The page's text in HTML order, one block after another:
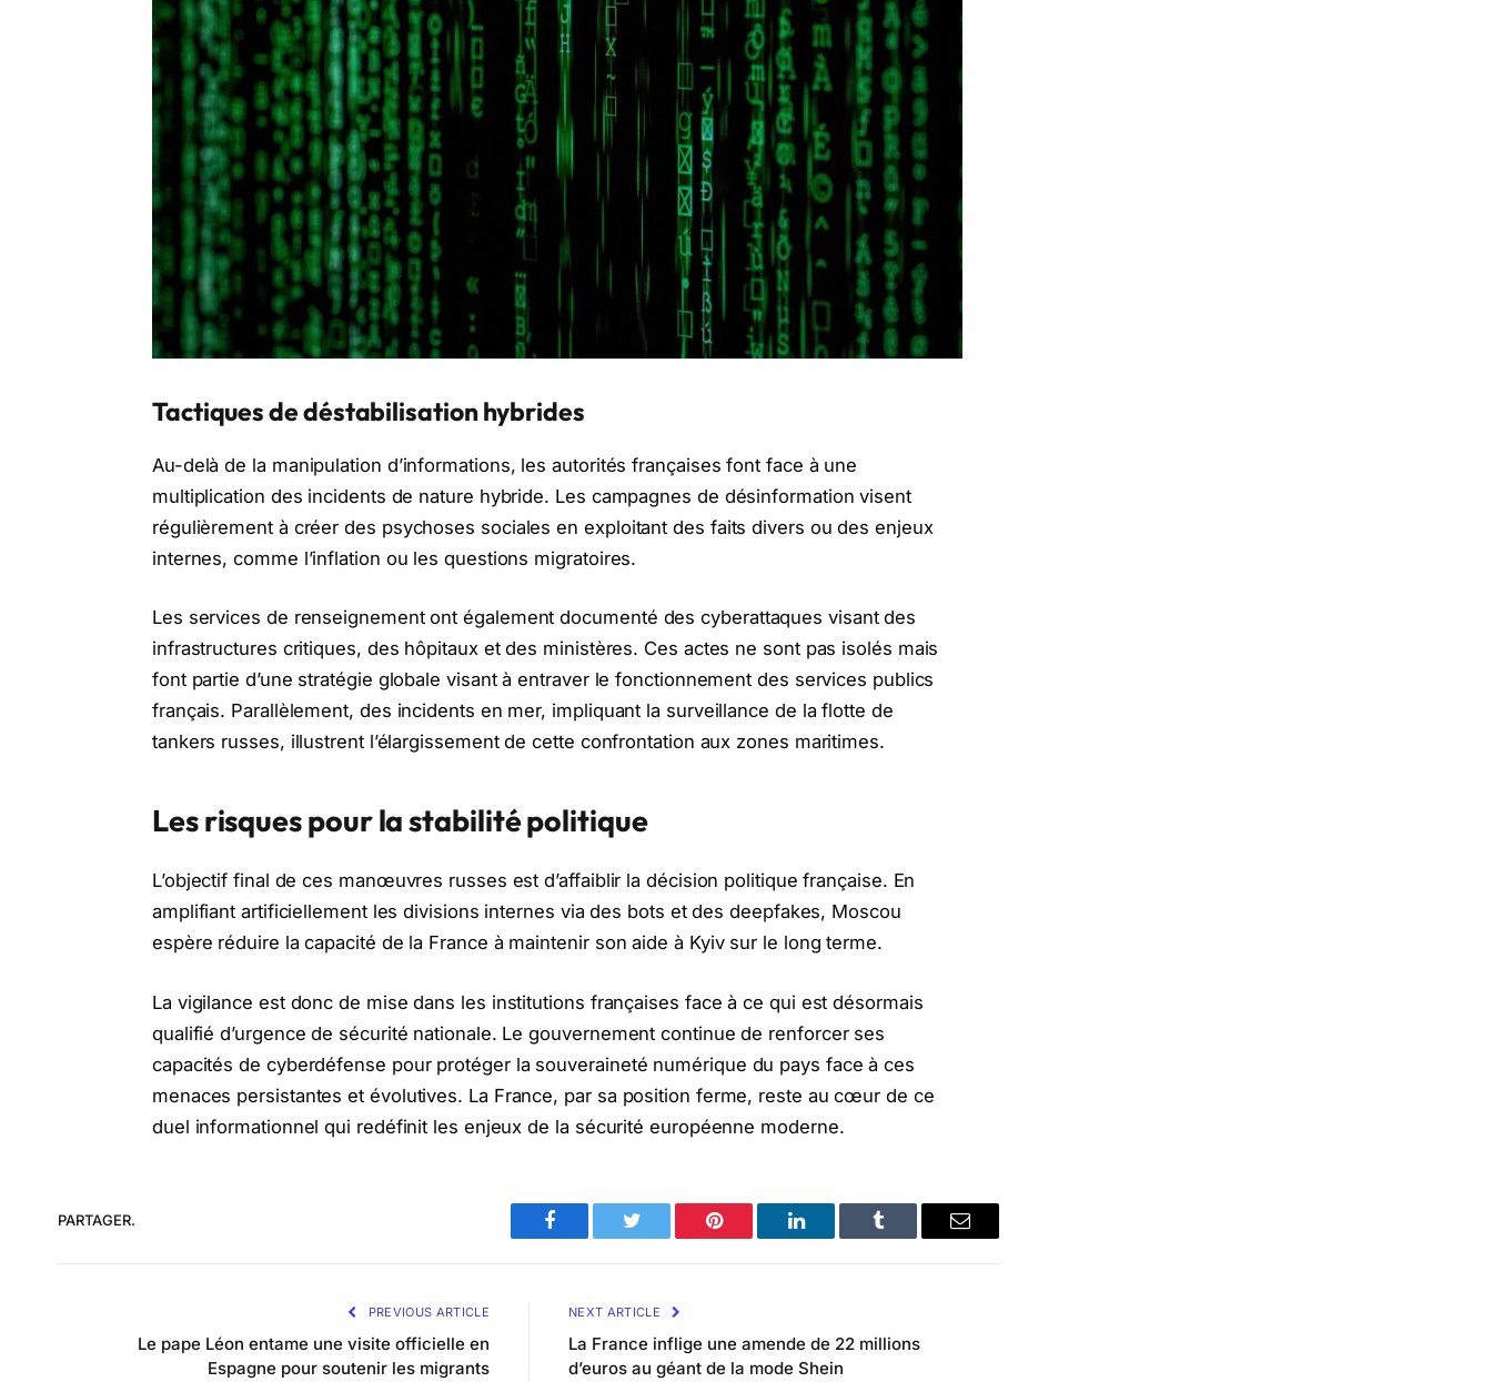
Tactiques de déstabilisation hybrides
Au-delà de la manipulation d’informations, les autorités françaises font face à une
multiplication des incidents de nature hybride. Les campagnes de désinformation visent
régulièrement à créer des psychoses sociales en exploitant des faits divers ou des enjeux
internes, comme l’inflation ou les questions migratoires.
Les services de renseignement ont également documenté des cyberattaques visant des
infrastructures critiques, des hôpitaux et des ministères. Ces actes ne sont pas isolés mais
font partie d’une stratégie globale visant à entraver le fonctionnement des services publics
français. Parallèlement, des incidents en mer, impliquant la surveillance de la flotte de
tankers russes, illustrent l’élargissement de cette confrontation aux zones maritimes.
Les risques pour la stabilité politique
L’objectif final de ces manœuvres russes est d’affaiblir la décision politique française. En
amplifiant artificiellement les divisions internes via des bots et des deepfakes, Moscou
espère réduire la capacité de la France à maintenir son aide à Kyiv sur le long terme.
La vigilance est donc de mise dans les institutions françaises face à ce qui est désormais
qualifié d’urgence de sécurité nationale. Le gouvernement continue de renforcer ses
capacités de cyberdéfense pour protéger la souveraineté numérique du pays face à ces
menaces persistantes et évolutives. La France, par sa position ferme, reste au cœur de ce
duel informationnel qui redéfinit les enjeux de la sécurité européenne moderne.
PARTAGER.
Facebook Twitter Pinterest LinkedIn Tumblr Email
PREVIOUS ARTICLE
Le pape Léon entame une visite officielle en
Espagne pour soutenir les migrants
NEXT ARTICLE
La France inflige une amende de 22 millions
d’euros au géant de la mode Shein